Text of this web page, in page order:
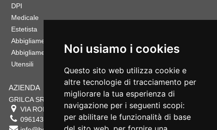
Noi usiamo i cookies
Questo sito web utilizza cookie e
altre tecnologie di tracciamento per
migliorare la tua esperienza di
navigazione per i seguenti scopi:
per abilitare le funzionalità di base
DPI
Medicale
Estetista
Abbigliamento Sportivo
Abbigliamento Bambino
Utensili
AZIENDA
GRILCA SRL
VIA ROMA 180 88054 SERSALE CZ
0961432177